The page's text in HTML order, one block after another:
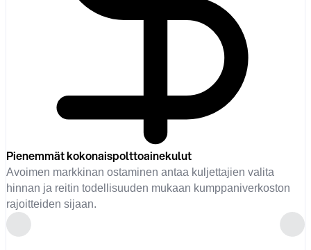
Pienemmät kokonaispolttoainekulut
Avoimen markkinan ostaminen antaa kuljettajien valita
hinnan ja reitin todellisuuden mukaan kumppaniverkoston
rajoitteiden sijaan.